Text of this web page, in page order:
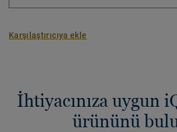
Karşılaştırıcıya ekle
İhtiyacınıza uygun
ürününü